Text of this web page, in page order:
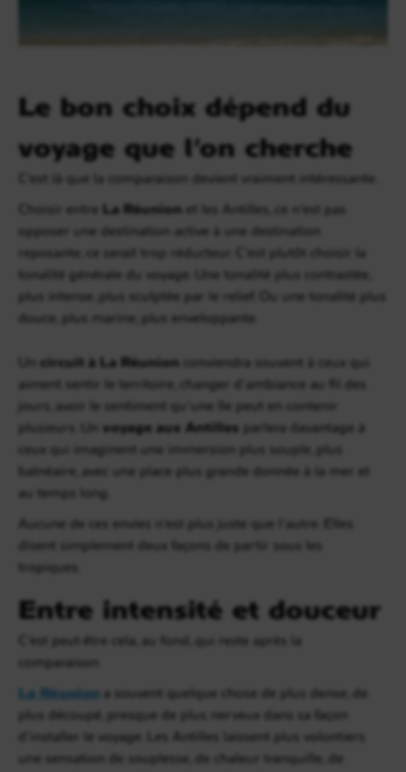
Le bon choix dépend du
voyage que l’on cherche
C’est là que la comparaison devient vraiment intéressante.
Choisir entre La Réunion et les Antilles, ce n’est pas
opposer une destination active à une destination
reposante, ce serait trop réducteur. C’est plutôt choisir la
tonalité générale du voyage. Une tonalité plus contrastée,
plus intense, plus sculptée par le relief. Ou une tonalité plus
douce, plus marine, plus enveloppante.
Un circuit à La Réunion conviendra souvent à ceux qui
aiment sentir le territoire, changer d’ambiance au fil des
jours, avoir le sentiment qu’une île peut en contenir
plusieurs. Un voyage aux Antilles parlera davantage à
ceux qui imaginent une immersion plus souple, plus
balnéaire, avec une place plus grande donnée à la mer et
au temps long.
Aucune de ces envies n’est plus juste que l’autre. Elles
disent simplement deux façons de partir sous les
tropiques.
Entre intensité et douceur
C’est peut-être cela, au fond, qui reste après la
comparaison.
La Réunion a souvent quelque chose de plus dense, de
plus découpé, presque de plus nerveux dans sa façon
d’installer le voyage. Les Antilles laissent plus volontiers
une sensation de souplesse, de chaleur tranquille, de